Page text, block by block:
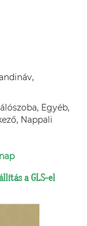
Egyéb,
Nappali
a GLS-el